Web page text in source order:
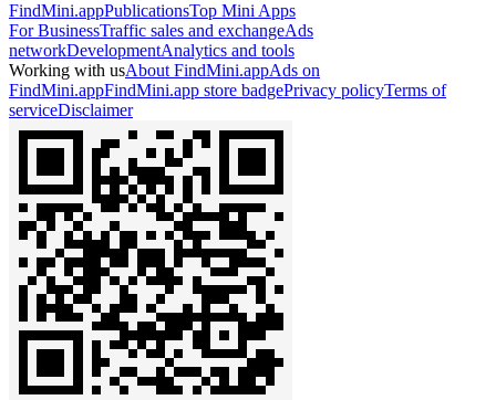
FindMini.appPublicationsTop Mini Apps
For BusinessTraffic sales and exchangeAds
networkDevelopmentAnalytics and tools
Working with usAbout FindMini.appAds on
FindMini.appFindMini.app store badgePrivacy policyTerms of
serviceDisclaimer